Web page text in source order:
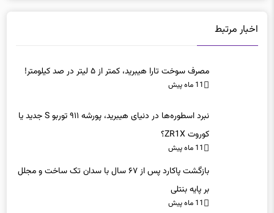
اخبار مرتبط
مصرف سوخت تارا هیبرید، کمتر از ۵ لیتر در صد کیلومتر!
11 ماه پیش
نبرد اسطوره‌ها در دنیای هیبرید، پورشه ۹۱۱ توربو S جدید یا
کوروت ZR1X؟
11 ماه پیش
بازگشت پاکارد پس از ۶۷ سال با سدان تک ساخت و مجلل
بر پایه بنتلی
11 ماه پیش